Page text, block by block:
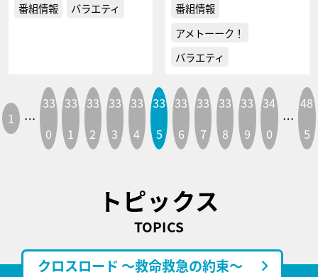
番組情報 バラエティ
番組情報
アメトーーク！
バラエティ
1 …
33
0
33
1
33
2
33
3
33
4
33
5
33
6
33
7
33
8
33
9
34
0
…
48
5
トピックス
TOPICS
クロスロード ～救命救急の約束～